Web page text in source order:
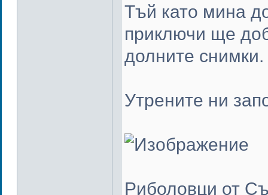
Тъй като мина
приключи ще
долните снимки.
Утрените ни
Риболовци от